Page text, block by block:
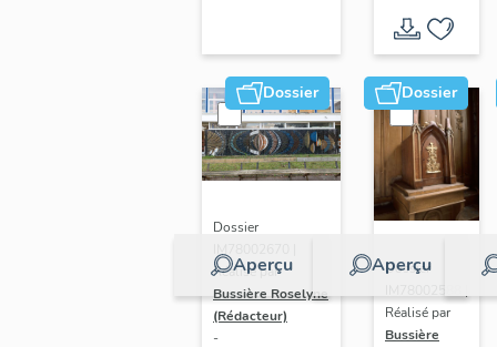
Dossier
Aperçu
Dossier
IM78002670 |
Réalisé par
Bussière Roselyne
(Rédacteur)
-
Dossier
Aperçu
Dossier
Réalisé par
Bussière